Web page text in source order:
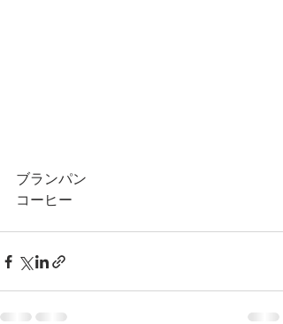
ブランパン
コーヒー